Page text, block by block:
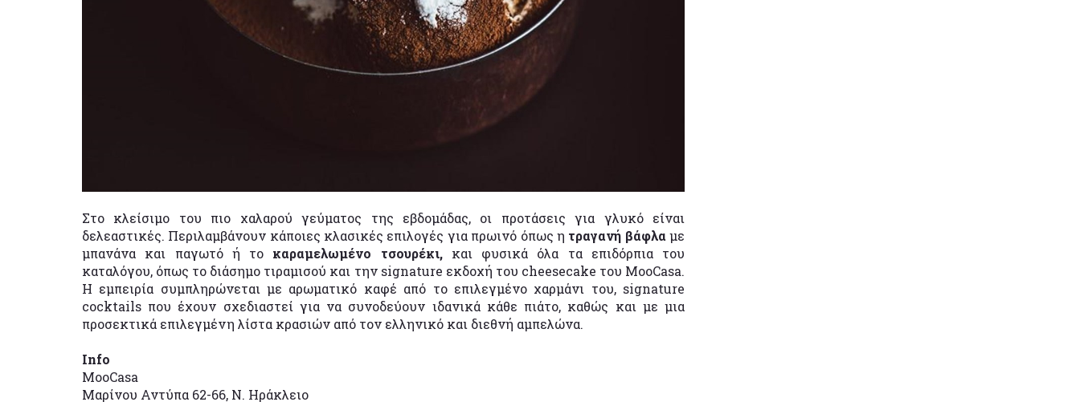
Στο κλείσιμο του πιο χαλαρού γεύματος της εβδομάδας, οι προτάσεις για γλυκό είναι
δελεαστικές. Περιλαμβάνουν κάποιες κλασικές επιλογές για πρωινό όπως η τραγανή βάφλα με
μπανάνα και παγωτό ή το καραμελωμένο τσουρέκι,και φυσικά όλα τα επιδόρπια του
καταλόγου, όπως το διάσημο τιραμισού και την signature εκδοχή του cheesecake του MooCasa.
H εμπειρία συμπληρώνεται με αρωματικό καφέ από το επιλεγμένο χαρμάνι του, signature
cocktails που έχουν σχεδιαστεί για να συνοδεύουν ιδανικά κάθε πιάτο, καθώς και με μια
προσεκτικά επιλεγμένη λίστα κρασιών από τον ελληνικό και διεθνή αμπελώνα.
Info
MooCasa
Μαρίνου Αντύπα 62-66, Ν. Ηράκλειο